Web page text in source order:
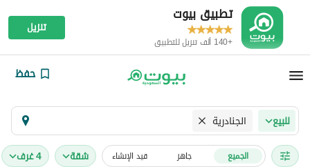
تطبيق بيوت
+140 ألف تنزيل للتطبيق
تنزيل
حفظ
للبيع الجنادرية
الجميع جاهز قيد الإنشاء شقة 4 غرف